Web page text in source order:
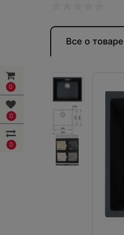
0
0
0
Все о товаре